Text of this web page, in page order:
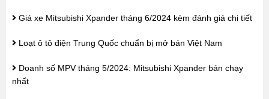
Giá xe Mitsubishi Xpander tháng 6/2024 kèm đánh giá chi tiết
Loạt ô tô điện Trung Quốc chuẩn bị mở bán Việt Nam
Doanh số MPV tháng 5/2024: Mitsubishi Xpander bán chạy
nhất